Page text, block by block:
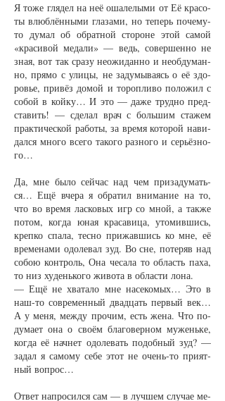
Я то­же гля­дел на неё оша­ле­лы­ми от Её кра­со­
ты влюб­лён­ны­ми гла­за­ми, но те­перь по­че­му-
то ду­мал об об­рат­ной сто­ро­не этой са­мой
«кра­си­вой ме­да­ли» — ведь, со­вер­шен­но не
зная, вот так сра­зу не­ожи­дан­но и не­об­ду­ман­
но, пря­мо с ули­цы, не за­ду­мы­ва­ясь о её здо­
ровье, при­вёз до­мой и то­роп­ли­во по­ло­жил с
со­бой в кой­ку… И это — да­же труд­но пред­
ста­вить! — сде­лал врач с боль­шим ста­жем
прак­ти­чес­кой ра­бо­ты, за вре­мя ко­то­рой на­ви­
дал­ся мно­го все­го та­ко­го раз­но­го и серь­ёз­но­
го…
Да, мне бы­ло сей­час над чем при­за­ду­мать­
ся… Ещё вче­ра я об­ра­тил вни­ма­ние на то,
что во вре­мя лас­ко­вых игр со мной, а так­же
по­том, ког­да юная кра­са­ви­ца, уто­мив­шись,
креп­ко спа­ла, тес­но при­жав­шись ко мне, её
вре­ме­на­ми одо­ле­вал зуд. Во сне, по­те­ряв над
со­бою кон­троль, Она че­са­ла то об­ласть па­ха,
то низ ху­день­ко­го жи­во­та в об­лас­ти ло­на.
— Ещё не хва­та­ло мне на­се­ко­мых… Это в
наш-то со­вре­мен­ный двад­цать пер­вый век…
А у ме­ня, меж­ду про­чим, есть же­на. Что по­
ду­ма­ет она о сво­ём бла­го­вер­ном му­жень­ке,
ког­да её нач­нет одо­ле­вать по­доб­ный зуд? —
за­дал я са­мо­му се­бе этот не очень-то при­ят­
ный во­прос…
От­вет на­про­сил­ся сам — в луч­шем слу­чае ме­